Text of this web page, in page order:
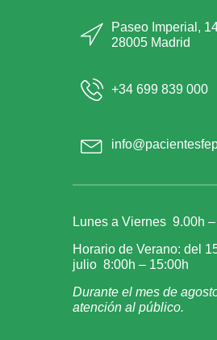
Paseo Imperial,
28005 Madrid
+34 699 839 000
Lunes a Viernes 9.00h
Horario de Verano: del
julio 8:00h – 15:00h
Durante el mes de
atención al público.